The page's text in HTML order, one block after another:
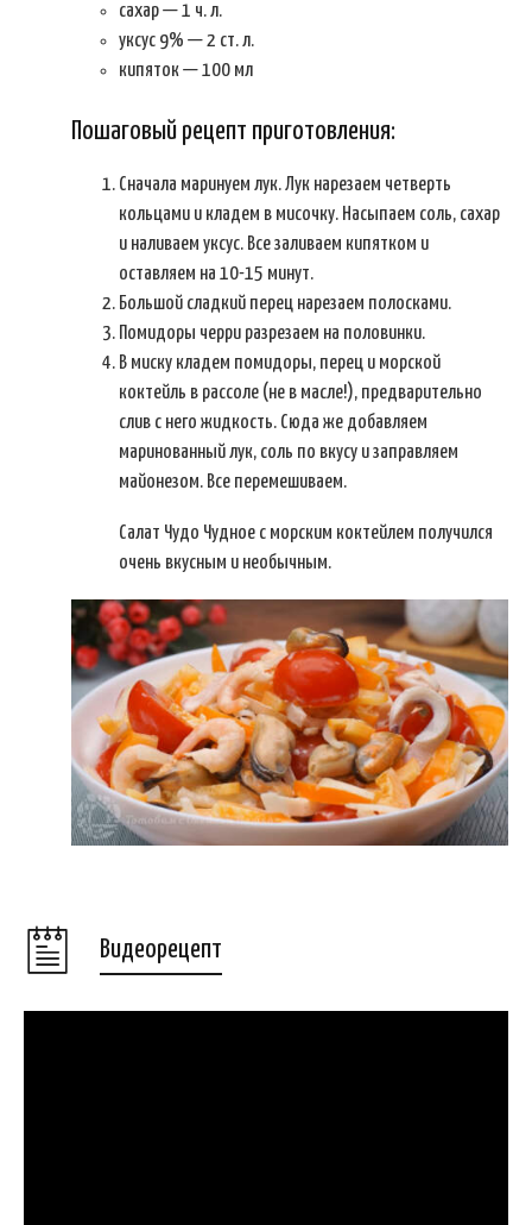
сахар — 1 ч. л.
уксус 9% — 2 ст. л.
кипяток — 100 мл
Пошаговый рецепт приготовления:
Сначала маринуем лук. Лук нарезаем четверть
кольцами и кладем в мисочку. Насыпаем соль, сахар
и наливаем уксус. Все заливаем кипятком и
оставляем на 10-15 минут.
Большой сладкий перец нарезаем полосками.
Помидоры черри разрезаем на половинки.
В миску кладем помидоры, перец и морской
коктейль в рассоле (не в масле!), предварительно
слив с него жидкость. Сюда же добавляем
маринованный лук, соль по вкусу и заправляем
майонезом. Все перемешиваем.
Салат Чудо Чудное с морским коктейлем получился
очень вкусным и необычным.
Видеорецепт